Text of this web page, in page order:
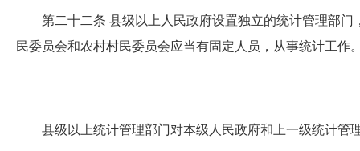
第二十二条 县级以上人民政府设置独立的统计管理部
民委员会和农村村民委员会应当有固定人员，从事统计工作
县级以上统计管理部门对本级人民政府和上一级统计管